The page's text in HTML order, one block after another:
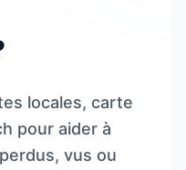
locales, carte
pour aider à
vus ou